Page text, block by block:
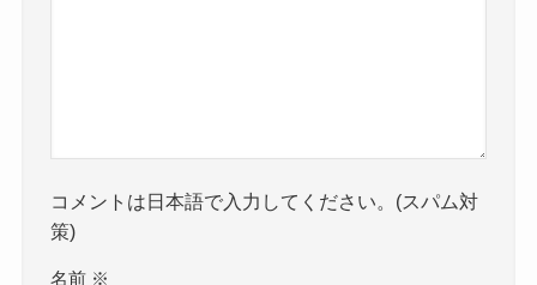
コメントは日本語で入力してください。(スパム対
策)
名前 ※